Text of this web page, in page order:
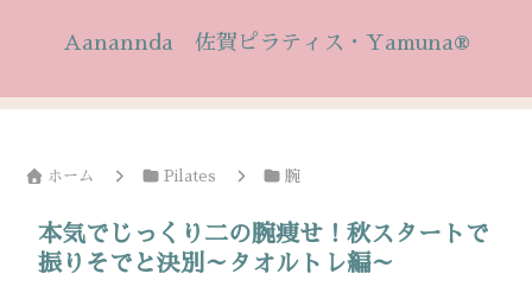
Aanannda 佐賀ピラティス・Yamuna®
ホーム Pilates 腕
本気でじっくり二の腕痩せ！秋スタートで
振りそでと決別～タオルトレ編～